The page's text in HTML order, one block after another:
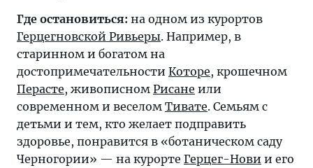
Где остановиться: на одном из курортов
Герцегновской Ривьеры. Например, в
старинном и богатом на
достопримечательности Которе, крошечном
Перасте, живописном Рисане или
современном и веселом Тивате. Семьям с
детьми и тем, кто желает подправить
здоровье, понравится в «ботаническом саду
Черногории» — на курорте Герцег-Нови и его